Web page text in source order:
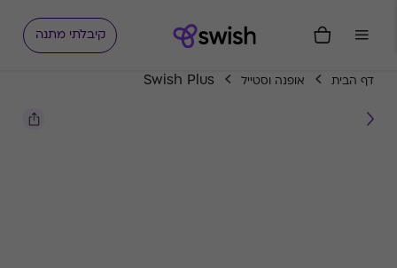
קיבלתי מתנה
דף הבית אופנה וסטייל Swish Plus